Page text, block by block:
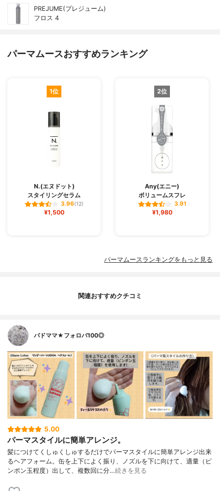
PREJUME(プレジューム)
フロス 4
パーマムースおすすめランキング
1位
N.(エヌドット)
スタイリングセラム
3.96(12)
¥1,500
2位
Any(エニー)
ボリュームスフレ
3.91
¥1,980
パーマムースランキングをもっと見る
関連おすすめクチコミ
バドママ★フォロバ100◎
5.00
パーマスタイルに簡単アレンジ。
髪につけてくしゅくしゅするだけでパーマスタイルに簡単アレンジ出来
るヘアフォーム。缶を上下によく振り、ノズルを下に向けて、適量（ピ
ンポン玉程度）出して、複数回に分…続きを見る